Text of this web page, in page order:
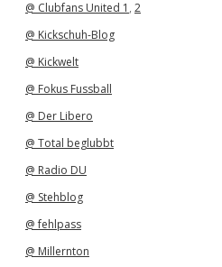
@ Clubfans United 1 , 2
@ Kickschuh-Blog
@ Kickwelt
@ Fokus Fussball
@ Der Libero
@ Total beglubbt
@ Radio DU
@ Stehblog
@ fehlpass
@ Millernton